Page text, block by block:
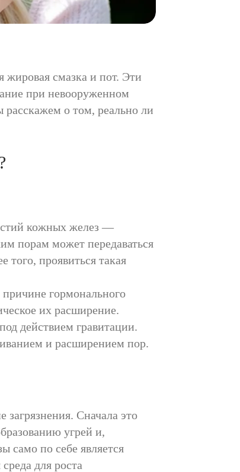
смазка и пот. Эти
при невооруженном
расскажем о том, реально ли
кожных желез —
порам может передаваться
того, проявиться такая
гормонального
их расширение.
действием гравитации.
и расширением пор.
Сначала это
угрей и,
само по себе является
для роста